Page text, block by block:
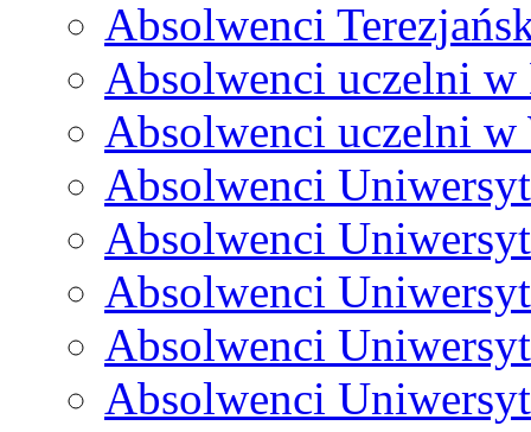
Absolwenci
Absolwenci uczelni
Absolwenci uczelni
Absolwenci
Absolwenci
Absolwenci
Absolwenci
Absolwenci